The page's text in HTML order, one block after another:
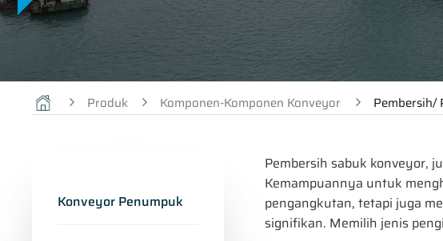
Produk Komponen-Komponen Konveyor Pembersih/
Pembersih sabuk konveyor,
Kemampuannya untuk
pengangkutan, tetapi juga
signifikan. Memilih jenis
Konveyor Penumpuk